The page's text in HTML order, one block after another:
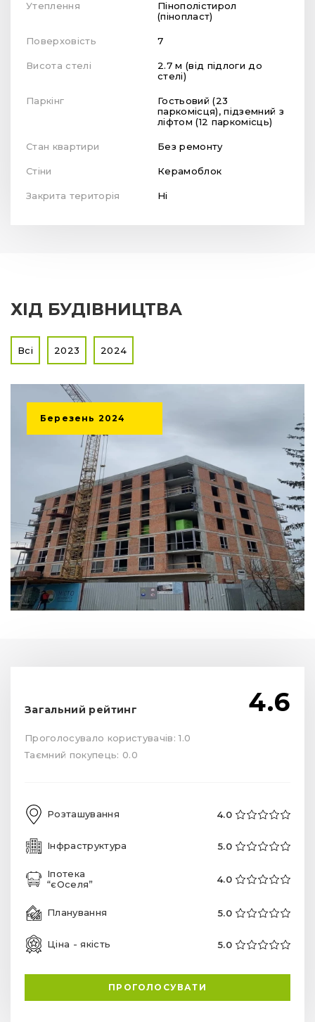
Утеплення
Пінополістирол
(пінопласт)
Поверховість 7
Висота стелі
2.7 м (від підлоги до
стелі)
Паркінг
Гостьовий (23
паркомісця), підземний з
ліфтом (12 паркомісць)
Стан квартири Без ремонту
Стіни Керамоблок
Закрита територія Ні
ХІД БУДІВНИЦТВА
Всі 2023 2024
Березень 2024
Загальний рейтинг 4.6
Проголосувало користувачів: 1.0
Таємний покупець: 0.0
Розташування 4.0
Інфраструктура 5.0
Іпотека
“єОселя”
4.0
Планування 5.0
Ціна - якість 5.0
ПРОГОЛОСУВАТИ